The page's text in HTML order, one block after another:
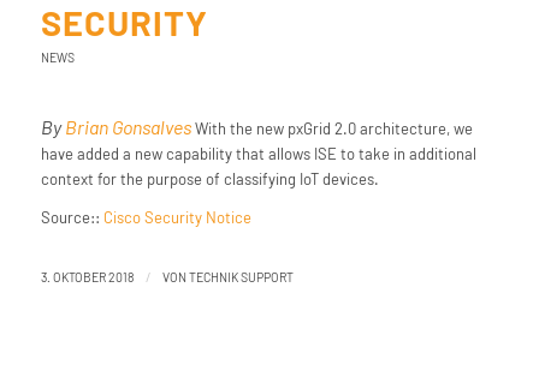
SECURITY
NEWS
ByBrian GonsalvesWith the new pxGrid 2.0 architecture, we
have added a new capability that allows ISE to take in additional
context for the purpose of classifying IoT devices.
Source:: Cisco Security Notice
3. OKTOBER 2018 / VON TECHNIK SUPPORT